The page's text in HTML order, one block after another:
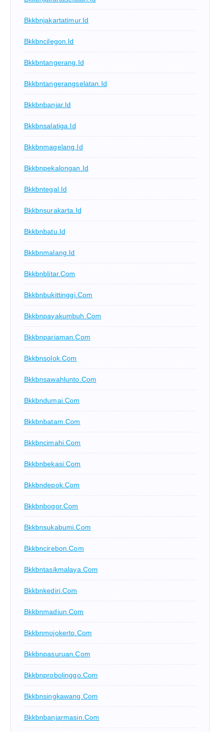
Bkkbnjakartatimur.id
Bkkbncilegon.id
Bkkbntangerang.id
Bkkbntangerangselatan.id
Bkkbnbanjar.id
Bkkbnsalatiga.id
Bkkbnmagelang.id
Bkkbnpekalongan.id
Bkkbntegal.id
Bkkbnsurakarta.id
Bkkbnbatu.id
Bkkbnmalang.id
Bkkbnblitar.com
Bkkbnbukittinggi.com
Bkkbnpayakumbuh.com
Bkkbnpariaman.com
Bkkbnsolok.com
Bkkbnsawahlunto.com
Bkkbndumai.com
Bkkbnbatam.com
Bkkbncimahi.com
Bkkbnbekasi.com
Bkkbndepok.com
Bkkbnbogor.com
Bkkbnsukabumi.com
Bkkbncirebon.com
Bkkbntasikmalaya.com
Bkkbnkediri.com
Bkkbnmadiun.com
Bkkbnmojokerto.com
Bkkbnpasuruan.com
Bkkbnprobolinggo.com
Bkkbnsingkawang.com
Bkkbnbanjarmasin.com